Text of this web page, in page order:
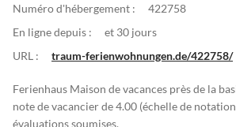
Numéro d'hébergement :
422758
En ligne depuis :
et 30 jours
URL :
traum-ferienwohnungen.de/422758/
Ferienhaus Maison de vacances près de la
note de vacancier de 4.00 (échelle de
évaluations soumises.